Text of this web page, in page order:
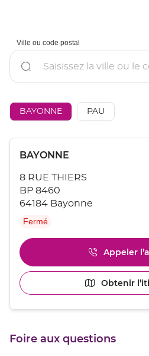
Ville ou code postal
Rechercher
un
de
vente
AÉSIO
BAYONNE PAU
sur
touche
ENTRÉE
pour
amples
informations
[ECHAP
pour
quitter]
Point
vente
:
BAYONNE
8 RUE THIERS
BP 8460
64184 Bayonne
Fermé
Appeler
le
de
du
Obtenir
de
Foire aux questions